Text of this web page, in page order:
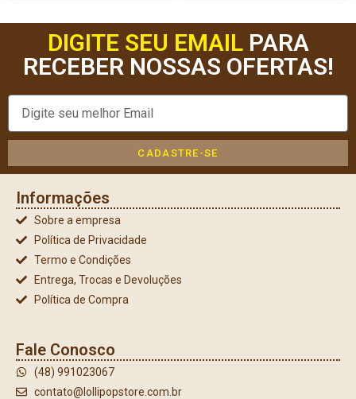
DIGITE SEU EMAILPARA
RECEBER NOSSAS OFERTAS!
CADASTRE-SE
Informações
Sobre a empresa
Política de Privacidade
Termo e Condições
Entrega, Trocas e Devoluções
Política de Compra
Fale Conosco
(48) 991023067
contato@lollipopstore.com.br